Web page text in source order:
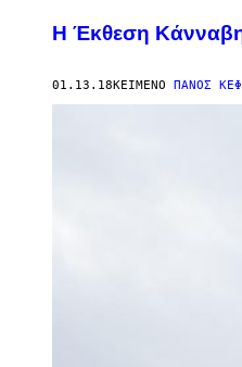
H Έκθεση
01.13.18ΚΕΊΜΕΝΟ ΠΆΝΟΣ